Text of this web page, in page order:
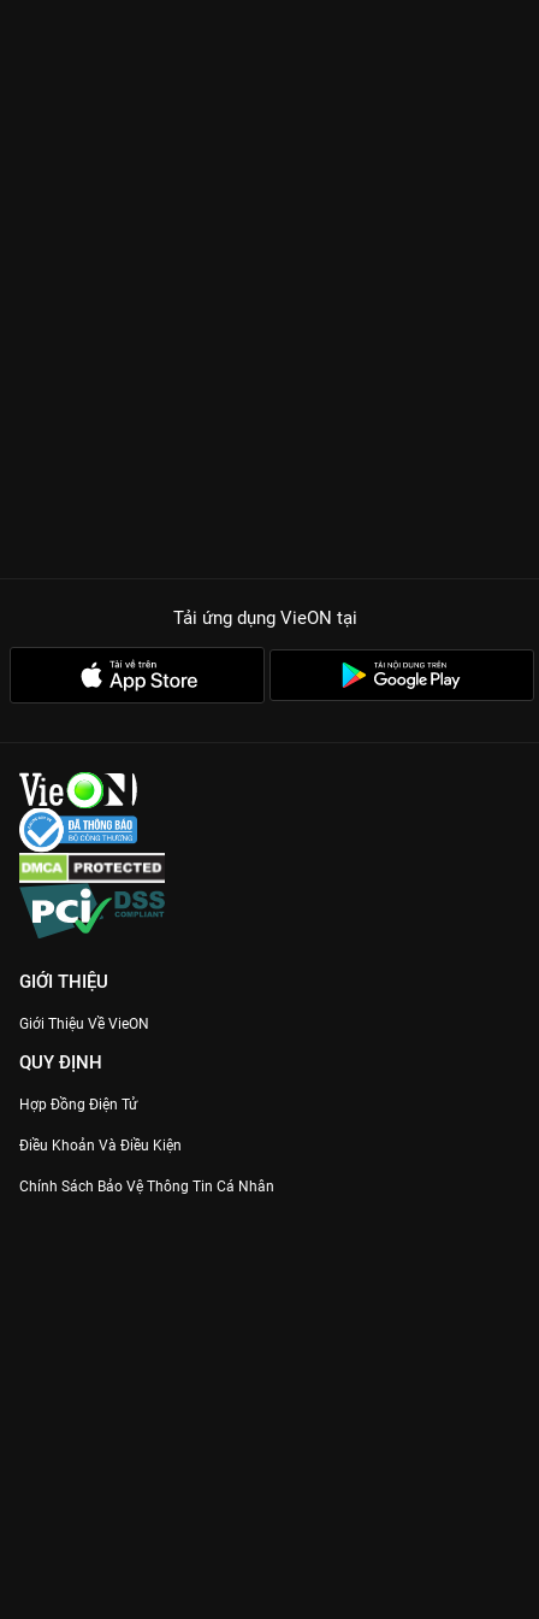
Tải ứng dụng VieON tại
GIỚI THIỆU
Giới Thiệu Về VieON
QUY ĐỊNH
Hợp Đồng Điện Tử
Điều Khoản Và Điều Kiện
Chính Sách Bảo Vệ Thông Tin Cá Nhân